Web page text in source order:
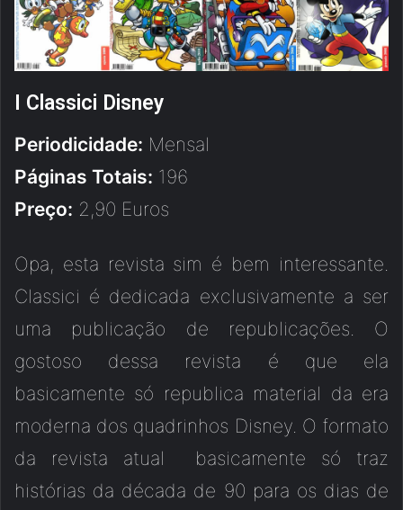
I Classici Disney
Periodicidade: Mensal
Páginas Totais: 196
Preço: 2,90 Euros
Opa, esta revista sim é bem interessante.
Classici é dedicada exclusivamente a ser
uma publicação de republicações. O
gostoso dessa revista é que ela
basicamente só republica material da era
moderna dos quadrinhos Disney. O formato
da revista atual basicamente só traz
histórias da década de 90 para os dias de